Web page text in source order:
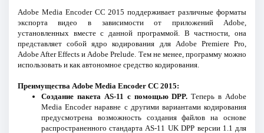
Adobe Media Encoder CC 2015 поддерживает различные форматы
экспорта видео в зависимости от приложений Adobe,
установленных вместе с данной программой. В частности, она
представляет собой ядро кодирования для Adobe Premiere Pro,
Adobe After Effects и Adobe Prelude. Тем не менее, программу можно
использовать и как автономное средство кодирования.
Преимущества Adobe Media Encoder CC 2015:
Создание пакета AS-11 с помощью DPP. Теперь в Adobe
Media Encoder наравне с другими вариантами кодирования
предусмотрена возможность создания файлов на основе
распространенного стандарта AS-11 UK DPP версии 1.1 для